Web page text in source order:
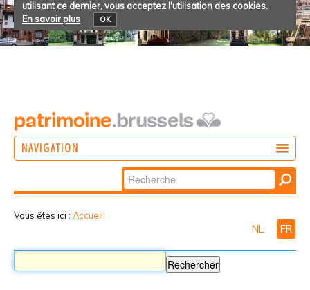
utilisant ce dernier, vous acceptez l'utilisation des cookies.
En savoir plus
OK
NAVIGATION
Chercher par
Recherche
Vous êtes ici : Accueil
NL FR